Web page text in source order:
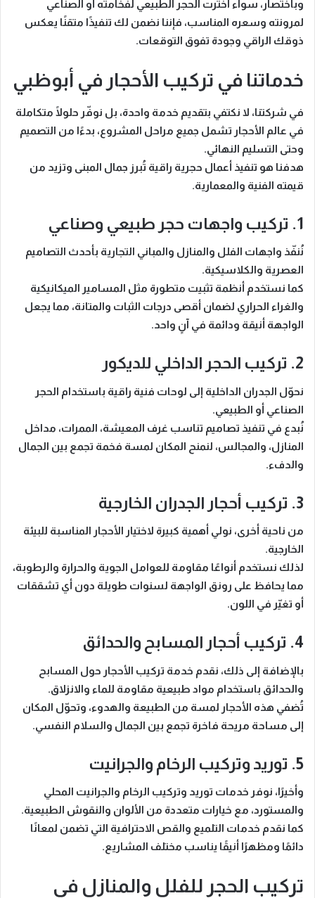
وباختصار، سواء اخترت الحجر الطبيعي لفخامته أو الصناعي
لمرونته وسعره المناسب، فإننا نضمن لك تنفيذًا متقنًا يعكس
ذوقك الراقي وجودة تفوق التوقعات.
خدماتنا في تركيب الأحجار في أبوظبي
في شركتنا، لا نكتفي بتقديم خدمة واحدة، بل نوفّر حلولًا متكاملة
في عالم الأحجار تشمل جميع مراحل المشروع، بدءًا من التصميم
وحتى التسليم النهائي.
هدفنا هو تنفيذ أعمال حجرية راقية تُبرز جمال المبنى وتزيد من
قيمته الفنية والمعمارية.
1. تركيب واجهات حجر طبيعي وصناعي
نُنفّذ واجهات الفلل والمنازل والمباني التجارية بأحدث التصاميم
العصرية والكلاسيكية.
كما نستخدم أنظمة تثبيت متطورة مثل المسامير الميكانيكية
والغراء الحراري لضمان أقصى درجات الثبات والمتانة، مما يجعل
الواجهة أنيقة ودائمة في آنٍ واحد.
2. تركيب الحجر الداخلي للديكور
نحوّل الجدران الداخلية إلى لوحات فنية راقية باستخدام الحجر
الصناعي أو الطبيعي.
نُبدع في تنفيذ تصاميم تناسب غرف المعيشة، الممرات، مداخل
المنازل، والمجالس، لنمنح المكان لمسة فخمة تجمع بين الجمال
والدفء.
3. تركيب أحجار الجدران الخارجية
من ناحية أخرى، نولي أهمية كبيرة لاختيار الأحجار المناسبة للبيئة
الخارجية.
لذلك نستخدم أنواعًا مقاومة للعوامل الجوية والحرارة والرطوبة،
مما يحافظ على رونق الواجهة لسنوات طويلة دون أي تشققات
أو تغيّر في اللون.
4. تركيب أحجار المسابح والحدائق
بالإضافة إلى ذلك، نقدم خدمة تركيب الأحجار حول المسابح
والحدائق باستخدام مواد طبيعية مقاومة للماء والانزلاق.
تُضفي هذه الأحجار لمسة من الطبيعة والهدوء، وتحوّل المكان
إلى مساحة مريحة فاخرة تجمع بين الجمال والسلام النفسي.
5. توريد وتركيب الرخام والجرانيت
وأخيرًا، نوفر خدمات توريد وتركيب الرخام والجرانيت المحلي
والمستورد، مع خيارات متعددة من الألوان والنقوش الطبيعية.
كما نقدم خدمات التلميع والقص الاحترافية التي تضمن لمعانًا
دائمًا ومظهرًا أنيقًا يناسب مختلف المشاريع.
تركيب الحجر للفلل والمنازل في